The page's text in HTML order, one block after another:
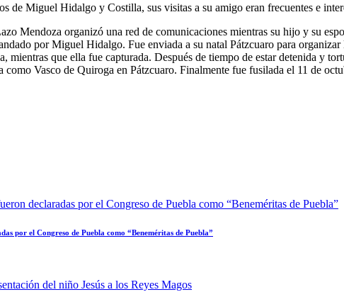
de Miguel Hidalgo y Costilla, sus visitas a su amigo eran frecuentes e
Mendoza organizó una red de comunicaciones mientras su hijo y su
por Miguel Hidalgo. Fue enviada a su natal Pátzcuaro para
mientras que ella fue capturada. Después de tiempo de estar detenida y
Vasco de Quiroga en Pátzcuaro. Finalmente fue fusilada el 11 de
por el Congreso de Puebla como “Beneméritas de Puebla”